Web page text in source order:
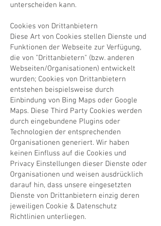
unterscheiden kann.
Cookies von Drittanbietern
​Diese Art von Cookies stellen Dienste und
Funktionen der Webseite zur Verfügung,
die von "Drittanbietern" (bzw. anderen
Webseiten/Organisationen) entwickelt
wurden; Cookies von Drittanbietern
entstehen beispielsweise durch
Einbindung von Bing Maps oder Google
Maps. Diese Third Party Cookies werden
durch eingebundene Plugins oder
Technologien der entsprechenden
Organisationen generiert. Wir haben
keinen Einfluss auf die Cookies und
Privacy Einstellungen dieser Dienste oder
Organisationen und weisen ausdrücklich
darauf hin, dass unsere eingesetzten
Dienste von Drittanbietern einzig deren
jeweiligen Cookie & Datenschutz
Richtlinien unterliegen.